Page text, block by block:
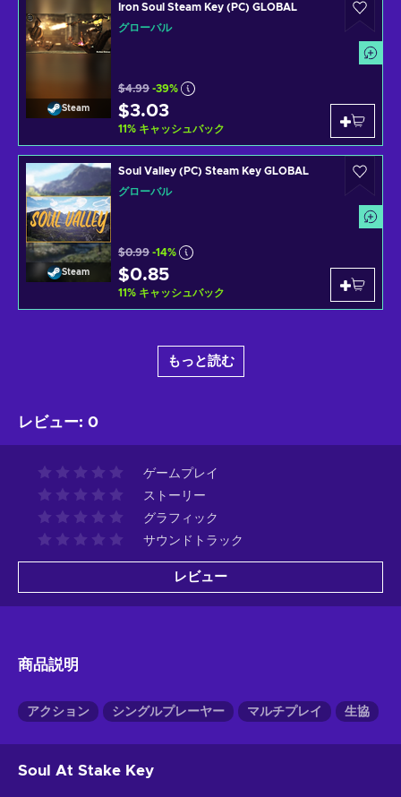
Steam
Iron Soul Steam Key (PC) GLOBAL
グローバル
$4.99 -39%
$3.03
11% キャッシュバック
Steam
Soul Valley (PC) Steam Key GLOBAL
グローバル
$0.99 -14%
$0.85
11% キャッシュバック
もっと読む
レビュー: 0
ゲームプレイ
ストーリー
グラフィック
サウンドトラック
レビュー
商品説明
アクション シングルプレーヤー マルチプレイ 生協
Soul At Stake Key